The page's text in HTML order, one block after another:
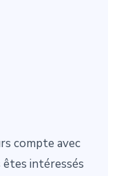
compte avec
êtes intéressés